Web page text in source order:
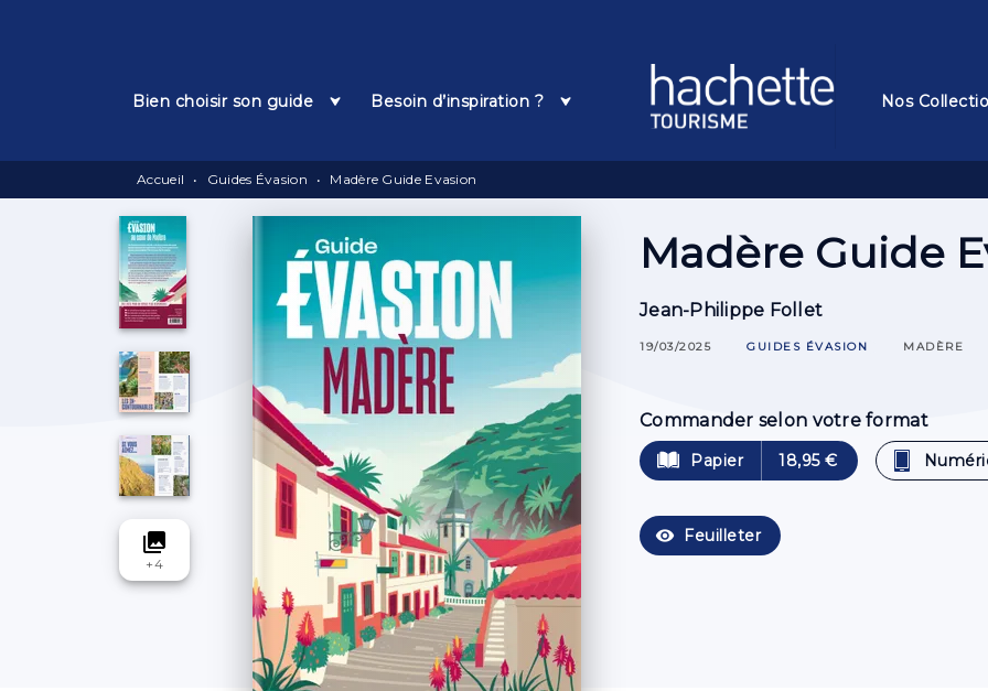
Bien choisir son guide Besoin d’inspiration ? Nos
Accueil • Guides Évasion • Madère Guide Evasion
Madère Guide
Jean-Philippe Follet
19/03/2025 GUIDES ÉVASION MADÈRE
Commander selon votre format
Papier 18,95 €
visibility Feuilleter
collections
+4